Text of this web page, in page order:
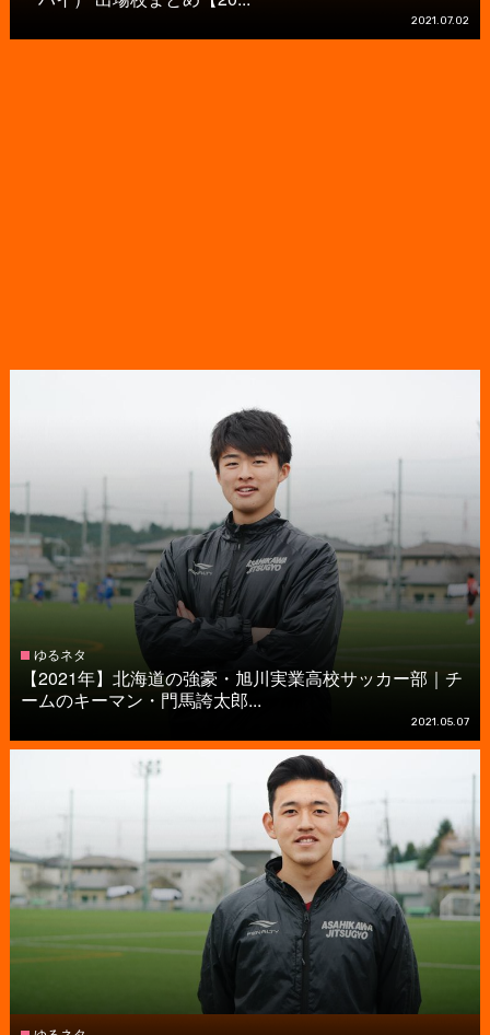
2021.07.02
ゆるネタ
【2021年】北海道の強豪・旭川実業高校サッカー部｜チ
ームのキーマン・門馬誇太郎...
2021.05.07